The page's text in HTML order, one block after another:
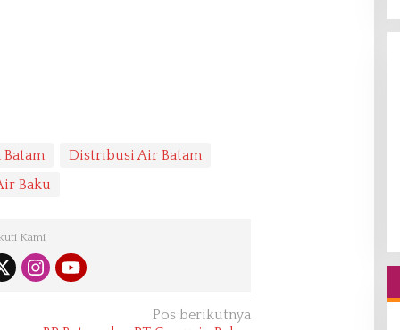
Batam
Distribusi Air Batam
Baku
Kami
Pos berikutnya